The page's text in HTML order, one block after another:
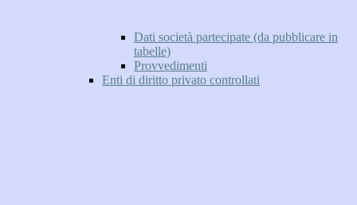
Dati società partecipate (da pubblicare in
tabelle)
Provvedimenti
Enti di diritto privato controllati